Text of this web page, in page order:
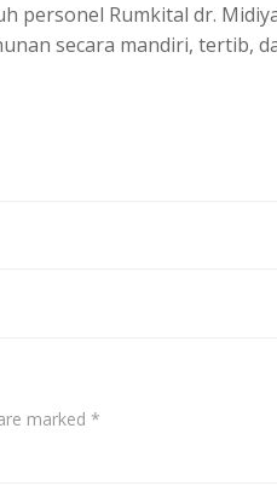
personel Rumkital dr.
secara mandiri, tertib,
marked *